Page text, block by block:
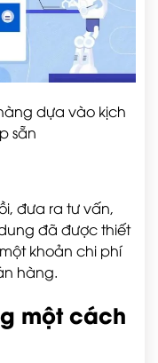
dựa vào kịch
sẵn
đưa ra tư vấn,
đã được thiết
khoản chi phí
hàng.
một cách